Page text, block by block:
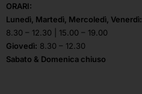
ORARI:
Lunedì, Martedì, Mercoledì, Venerdì:
8.30 – 12.30 | 15.00 – 19.00
Giovedì: 8.30 – 12.30
Sabato & Domenica chiuso